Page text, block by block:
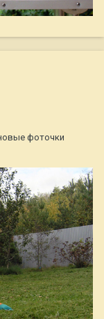
фоточки